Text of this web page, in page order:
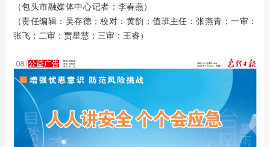
（包头市融媒体中心记者 ：李春燕）
（责任编辑：吴存德；校对：黄韵；值班主任：张燕青；一审：
张飞；二审：贾星慧；三审：王睿）